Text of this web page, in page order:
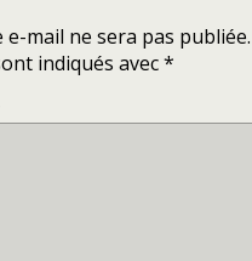
e-mail ne sera pas publiée.
indiqués avec*